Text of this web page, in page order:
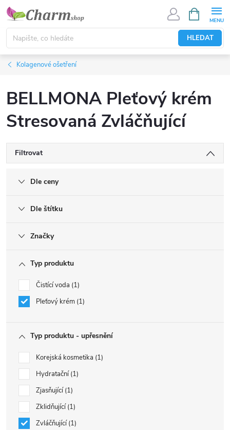
Přejít
obsah
HLEDAT
NÁKUPNÍ
KOŠÍK
Kolagenové ošetření
BELLMONA Pleťový krém
Stresovaná Zvláčňující
Filtrovat
Dle ceny
Dle štítku
Značky
Typ produktu
Čistící voda 1
Pleťový krém 1
Typ produktu - upřesnění
Korejská kosmetika 1
Hydratační 1
Zjasňující 1
Zklidňující 1
Zvláčňující 1